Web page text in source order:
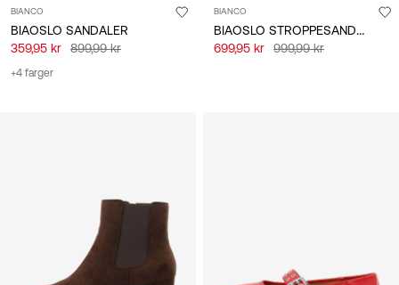
BIANCO
BIAOSLO SANDALER
359,95 kr
899,99 kr
+4 farger
BIANCO
BIAOSLO STROPPESANDALER
699,95 kr 999,99 kr